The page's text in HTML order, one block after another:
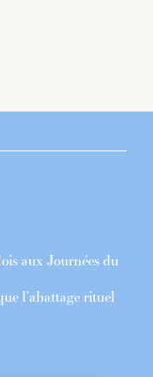
aux Journées du
l’abattage rituel